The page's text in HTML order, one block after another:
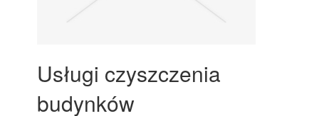
Usługi czyszczenia
budynków